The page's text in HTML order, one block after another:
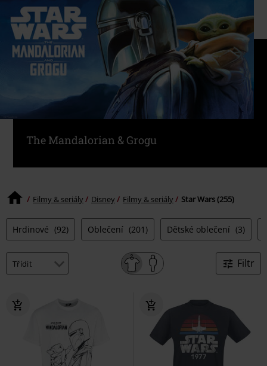
The Mandalorian & Grogu
Filmy & seriály Disney Filmy & seriály Star Wars (255)
Hrdinové (92) Oblečení (201) Dětské oblečení (3)
Filtr